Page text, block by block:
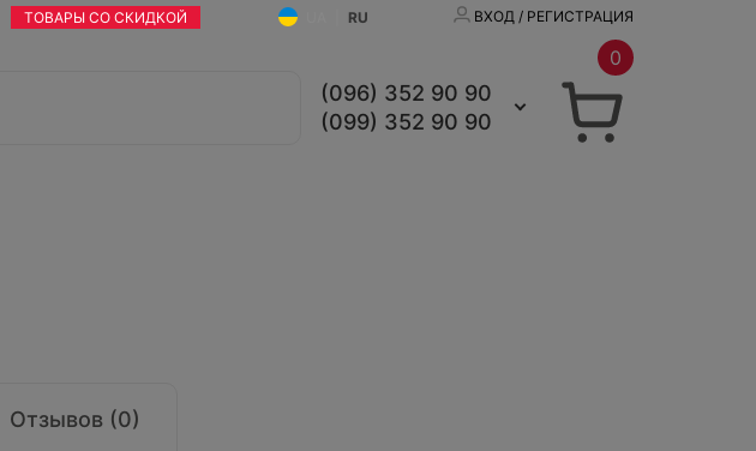
ТОВАРЫ СО СКИДКОЙ RU ВХОД / РЕГИСТРАЦИЯ
(096) 352 90 90
(099) 352 90 90
0
Отзывов (0)